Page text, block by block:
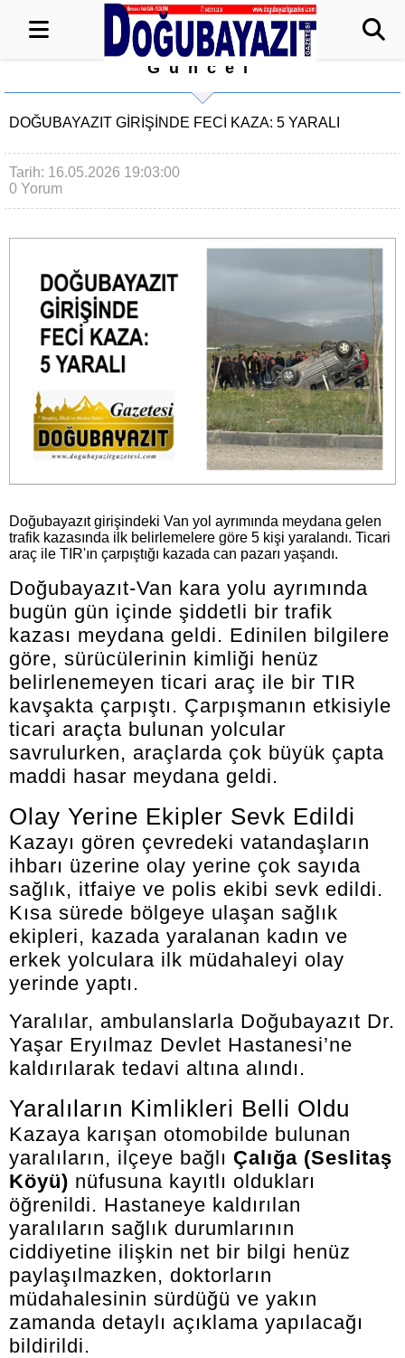
Güncel
DOĞUBAYAZIT GİRİŞİNDE FECİ KAZA: 5 YARALI
Tarih: 16.05.2026 19:03:00
0 Yorum
Doğubayazıt girişindeki Van yol ayrımında meydana gelen
trafik kazasında ilk belirlemelere göre 5 kişi yaralandı. Ticari
araç ile TIR'ın çarpıştığı kazada can pazarı yaşandı.
Doğubayazıt-Van kara yolu ayrımında
bugün gün içinde şiddetli bir trafik
kazası meydana geldi. Edinilen bilgilere
göre, sürücülerinin kimliği henüz
belirlenemeyen ticari araç ile bir TIR
kavşakta çarpıştı. Çarpışmanın etkisiyle
ticari araçta bulunan yolcular
savrulurken, araçlarda çok büyük çapta
maddi hasar meydana geldi.
Olay Yerine Ekipler Sevk Edildi
Kazayı gören çevredeki vatandaşların
ihbarı üzerine olay yerine çok sayıda
sağlık, itfaiye ve polis ekibi sevk edildi.
Kısa sürede bölgeye ulaşan sağlık
ekipleri, kazada yaralanan kadın ve
erkek yolculara ilk müdahaleyi olay
yerinde yaptı.
Yaralılar, ambulanslarla Doğubayazıt Dr.
Yaşar Eryılmaz Devlet Hastanesi’ne
kaldırılarak tedavi altına alındı.
Yaralıların Kimlikleri Belli Oldu
Kazaya karışan otomobilde bulunan
yaralıların, ilçeye bağlı Çalığa (Seslitaş
Köyü) nüfusuna kayıtlı oldukları
öğrenildi. Hastaneye kaldırılan
yaralıların sağlık durumlarının
ciddiyetine ilişkin net bir bilgi henüz
paylaşılmazken, doktorların
müdahalesinin sürdüğü ve yakın
zamanda detaylı açıklama yapılacağı
bildirildi.